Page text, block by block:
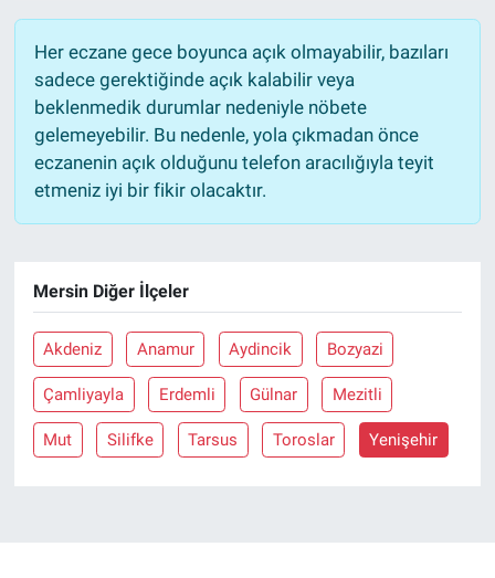
Her eczane gece boyunca açık olmayabilir, bazıları
sadece gerektiğinde açık kalabilir veya
beklenmedik durumlar nedeniyle nöbete
gelemeyebilir. Bu nedenle, yola çıkmadan önce
eczanenin açık olduğunu telefon aracılığıyla teyit
etmeniz iyi bir fikir olacaktır.
Mersin Diğer İlçeler
Akdeniz Anamur Aydincik Bozyazi
Çamliyayla Erdemli Gülnar Mezitli
Mut Silifke Tarsus Toroslar Yenişehir